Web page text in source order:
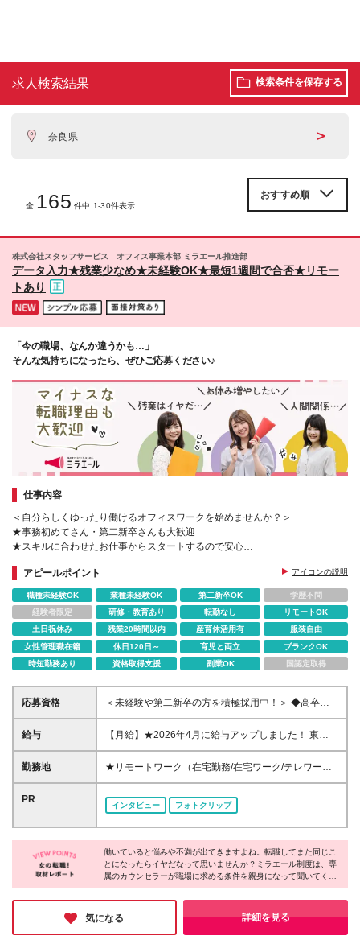
求人検索結果 検索条件を保存する
奈良県 ＞
全 165 件中 1-30件表示
株式会社スタッフサービス オフィス事業本部 ミラエール推進部
データ入力★残業少なめ★未経験OK★最短1週間で合否★リモー
トあり
「今の職場、なんか違うかも…」
そんな気持ちになったら、ぜひご応募ください♪
仕事内容
＜自分らしくゆったり働けるオフィスワークを始めませんか？＞
★事務初めてさん・第二新卒さんも大歓迎
★スキルに合わせたお仕事からスタートするので安心
アピールポイント
アイコンの説明
職種未経験OK 業種未経験OK 第二新卒OK
学歴不問
経験者限定
研修・教育あり 転勤なし
リモートOK
土日祝休み
残業20時間以内 産育休活用有
服装自由
女性管理職在籍
休日120日～ 育児と両立
ブランクOK
時短勤務あり
資格取得支援 副業OK 国認定取得
応募資格
＜未経験や第二新卒の方を積極採用中！＞ ◆高卒以
上 ◆事務経験・社会人経験がない方大歓迎 ◆初めて
の転職・第二新卒の方大歓迎 ◆転職回数不問 ◆20代
は、今までのスキルや経験より 「やってみたい！」
という気持ちを大切にしています！
給与
【月給】★2026年4月に給与アップしました！ 東
京 21万0000円～ 神奈川 20万2000円～ 大阪/埼玉 19
万7000円～ 千葉 19万6000円～ 愛知 19万2000円～
～ 栃木 18万2500円～ 滋賀/群馬 18万1500円～ 三
岡山 17万6000円～ 香川 17万5000円～ 北海道 17万
4000円～ 新潟 17万3500円～ 福島 16万9500円～ 山
口/愛媛 16万8500円～ 熊本 16万5500円～ 長崎 16万
同様) 勤務エリア/東京・神奈川・千葉・埼玉・名古
屋・大阪・京都・兵庫 ・札幌・仙台・静岡・福岡 試
勤務地
★リモートワーク（在宅勤務/在宅ワーク/テレワー
ク）もOK 東京都内（渋谷、六本木、丸の内、新宿、
恵比寿、池袋、品川、秋葉原など）、神奈川、千葉、
埼玉、北海道、仙台、福島、新潟、栃木、群馬、つく
ば、長野、富山、静岡、名古屋、金沢、岐阜、三重、
滋賀、京都、大阪、神戸、奈良、広島、岡山、香川、
愛媛、山口、福岡、熊本、長崎、鹿児島の当社取引先
企業での勤務 ◆大手企業で働くチャンス！ ◆転勤な
し/自宅から通える範囲で希望を考慮して決定 ◆キレ
イ＆おしゃれオフィス多数 ◆駅チカで通勤に便利な
エリアも♪ ※配属先によって異なります 【勤務地エリ
アの一例】 東京都……23区内メイン 神奈川県……横
PR
インタビュー フォトクリップ
働いていると悩みや不満が出てきますよね。転職してまた同じこ
とになったらイヤだなって思いませんか？ミラエール制度は、専
属のカウンセラーが職場に求める条件を親身になって聞いてくれ
るみたい！入社してからじゃないとわからないことに悩まされる
心配もなくなりそうですね。女性が長く働くために必要な要素が
詰まった会社だと感じました！
気になる 詳細を見る